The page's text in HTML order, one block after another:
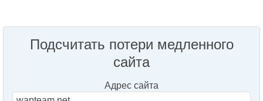
Подсчитать потери медленного
сайта
Адрес сайта